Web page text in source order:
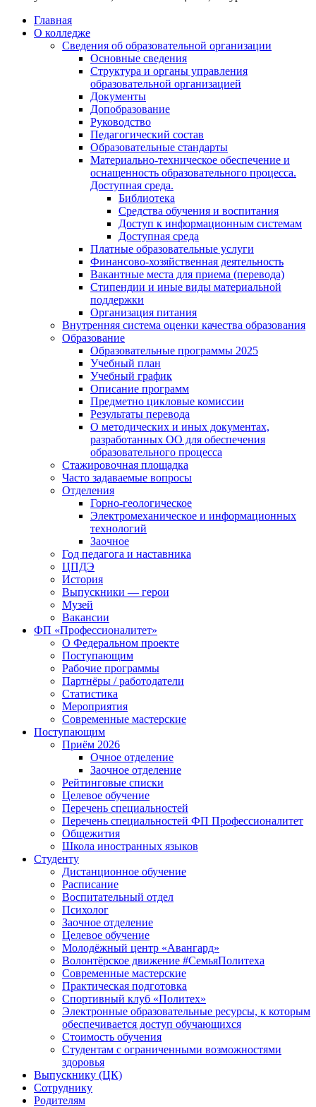
Главная
О колледже
Сведения об образовательной организации
Основные сведения
Структура и органы управления
образовательной организацией
Документы
Допобразование
Руководство
Педагогический состав
Образовательные стандарты
Материально-техническое обеспечение и
оснащенность образовательного процесса.
Доступная среда.
Библиотека
Средства обучения и воспитания
Доступ к информационным системам
Доступная среда
Платные образовательные услуги
Финансово-хозяйственная деятельность
Вакантные места для приема (перевода)
Стипендии и иные виды материальной
поддержки
Организация питания
Внутренняя система оценки качества образования
Образование
Образовательные программы 2025
Учебный план
Учебный график
Описание программ
Предметно цикловые комиссии
Результаты перевода
О методических и иных документах,
разработанных ОО для обеспечения
образовательного процесса
Стажировочная площадка
Часто задаваемые вопросы
Отделения
Горно-геологическое
Электромеханическое и информационных
технологий
Заочное
Год педагога и наставника
ЦПДЭ
История
Выпускники — герои
Музей
Вакансии
ФП «Профессионалитет»
О Федеральном проекте
Поступающим
Рабочие программы
Партнёры / работодатели
Статистика
Мероприятия
Современные мастерские
Поступающим
Приём 2026
Очное отделение
Заочное отделение
Рейтинговые списки
Целевое обучение
Перечень специальностей
Перечень специальностей ФП Профессионалитет
Общежития
Школа иностранных языков
Студенту
Дистанционное обучение
Расписание
Воспитательный отдел
Психолог
Заочное отделение
Целевое обучение
Молодёжный центр «Авангард»
Волонтёрское движение #СемьяПолитеха
Современные мастерские
Практическая подготовка
Спортивный клуб «Политех»
Электронные образовательные ресурсы, к которым
обеспечивается доступ обучающихся
Стоимость обучения
Студентам с ограниченными возможностями
здоровья
Выпускнику (ЦК)
Сотруднику
Родителям